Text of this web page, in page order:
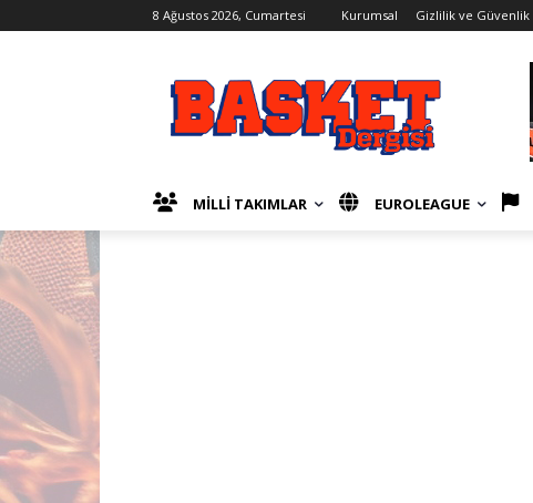
8 Ağustos 2026, Cumartesi Kurumsal Gizlilik ve Güvenlik
MİLLİ TAKIMLAR EUROLEAGUE